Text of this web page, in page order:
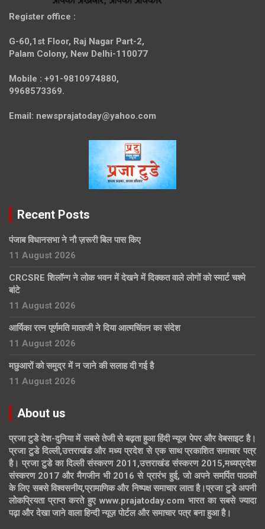
Register office :
G-60,1st Floor, Raj Nagar Part-2,
Palam Colony, New Delhi-110077
Mobile : +91-9810974880,
9968573369.
Email: newsprajatoday@yahoo.com
Recent Posts
पंजाब विधानसभा ने नौ ज़रूरी बिल पास किए
11 August 2026
CRCSRE शिलॉन्ग ने लोक भवन में देखने में दिक्कत वाले लोगों को स्मार्ट चश्मे
बांटे
11 August 2026
आर्यिका रत्न पूर्णमति माताजी ने दिया आत्मचिंतन का संदेश
11 August 2026
मछुआरों को समुद्र में न जाने की सलाह दी गई है
11 August 2026
About us
प्रजा टुडे देश-दुनिया में सबसे तेजी से बढ़ता हुआ हिंदी न्यूज पेपर और वेबसाइट है।
प्रजा टुडे दिल्ली,उत्तराखंड और मध्य प्रदेश से एक साथ प्रकाशित समाचार पत्र
है। प्रजा टुडे का दिल्ली संस्करण 2011,उत्तराखंड संस्करण 2015,मध्यप्रदेश
संस्करण 2017 और मैगजीन भी 2016 से प्रारंभ हुई, जो अपने समर्पित पाठकों
के लिए सबसे विश्वसनीय,प्रामाणिक और निष्पक्ष समाचार लाता है।प्रजा टुडे अपनी
लोकप्रियता प्राप्त करते हुए www.prajatoday.com भारत का सबसे ज्यादा
पढ़ा और देखा जाने वाला हिन्दी न्यूज़ पोर्टल और समाचार पत्र बना हुआ है।